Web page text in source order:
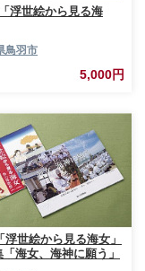
浮世絵から見る海
鳥羽市
5,000円
浮世絵から見る海女」
「海女、海神に願う」